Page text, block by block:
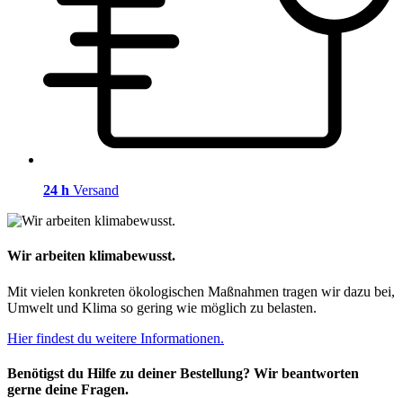
24 h Versand
Wir arbeiten klimabewusst.
Mit vielen konkreten ökologischen Maßnahmen tragen wir dazu bei,
Umwelt und Klima so gering wie möglich zu belasten.
Hier findest du weitere Informationen.
Benötigst du Hilfe zu deiner Bestellung? Wir beantworten
gerne deine Fragen.